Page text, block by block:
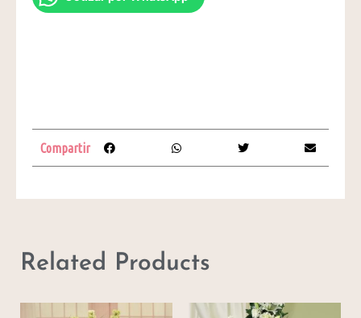
Compartir
Related Products